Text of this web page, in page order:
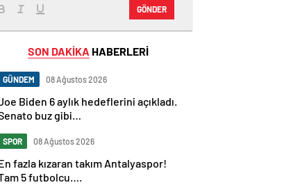
GÖNDER
SON DAKİKA HABERLERİ
GÜNDEM 08 Ağustos 2026
Biden 6 aylık hedeflerini açıkladı.
buz gibi…
SPOR 08 Ağustos 2026
fazla kızaran takım Antalyaspor!
5 futbolcu….